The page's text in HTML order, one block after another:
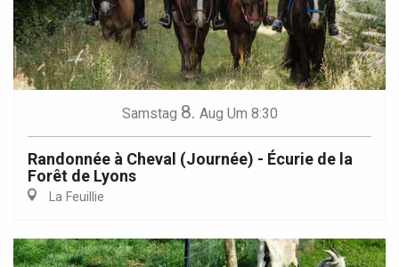
Samstag 8. Aug Um 8:30
Randonnée à Cheval (Journée) - Écurie de la
Forêt de Lyons
La Feuillie